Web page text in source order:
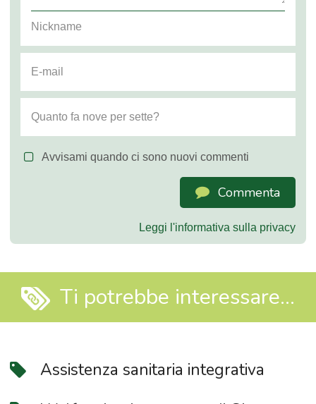
Avvisami quando ci sono nuovi commenti
Commenta
Leggi l'informativa sulla privacy
Ti potrebbe interessare...
Assistenza sanitaria integrativa